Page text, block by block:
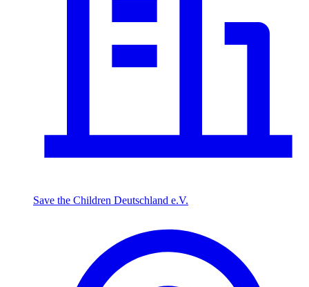
Save the Children Deutschland e.V.